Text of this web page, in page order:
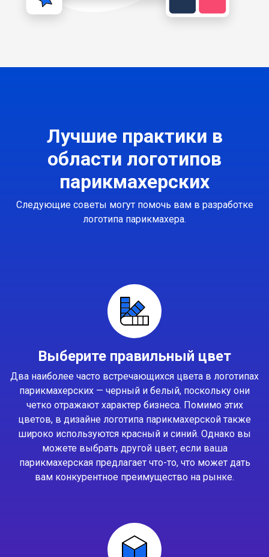
Лучшие практики в
области логотипов
парикмахерских
Следующие советы могут помочь вам в разработке
логотипа парикмахера.
Выберите правильный цвет
Два наиболее часто встречающихся цвета в логотипах
парикмахерских — черный и белый, поскольку они
четко отражают характер бизнеса. Помимо этих
цветов, в дизайне логотипа парикмахерской также
широко используются красный и синий. Однако вы
можете выбрать другой цвет, если ваша
парикмахерская предлагает что-то, что может дать
вам конкурентное преимущество на рынке.